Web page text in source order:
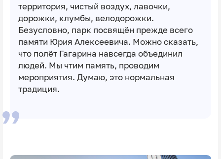
территория, чистый воздух, лавочки,
дорожки, клумбы, велодорожки.
Безусловно, парк посвящëн прежде всего
памяти Юрия Алексеевича. Можно сказать,
что полëт Гагарина навсегда объединил
людей. Мы чтим память, проводим
мероприятия. Думаю, это нормальная
традиция.